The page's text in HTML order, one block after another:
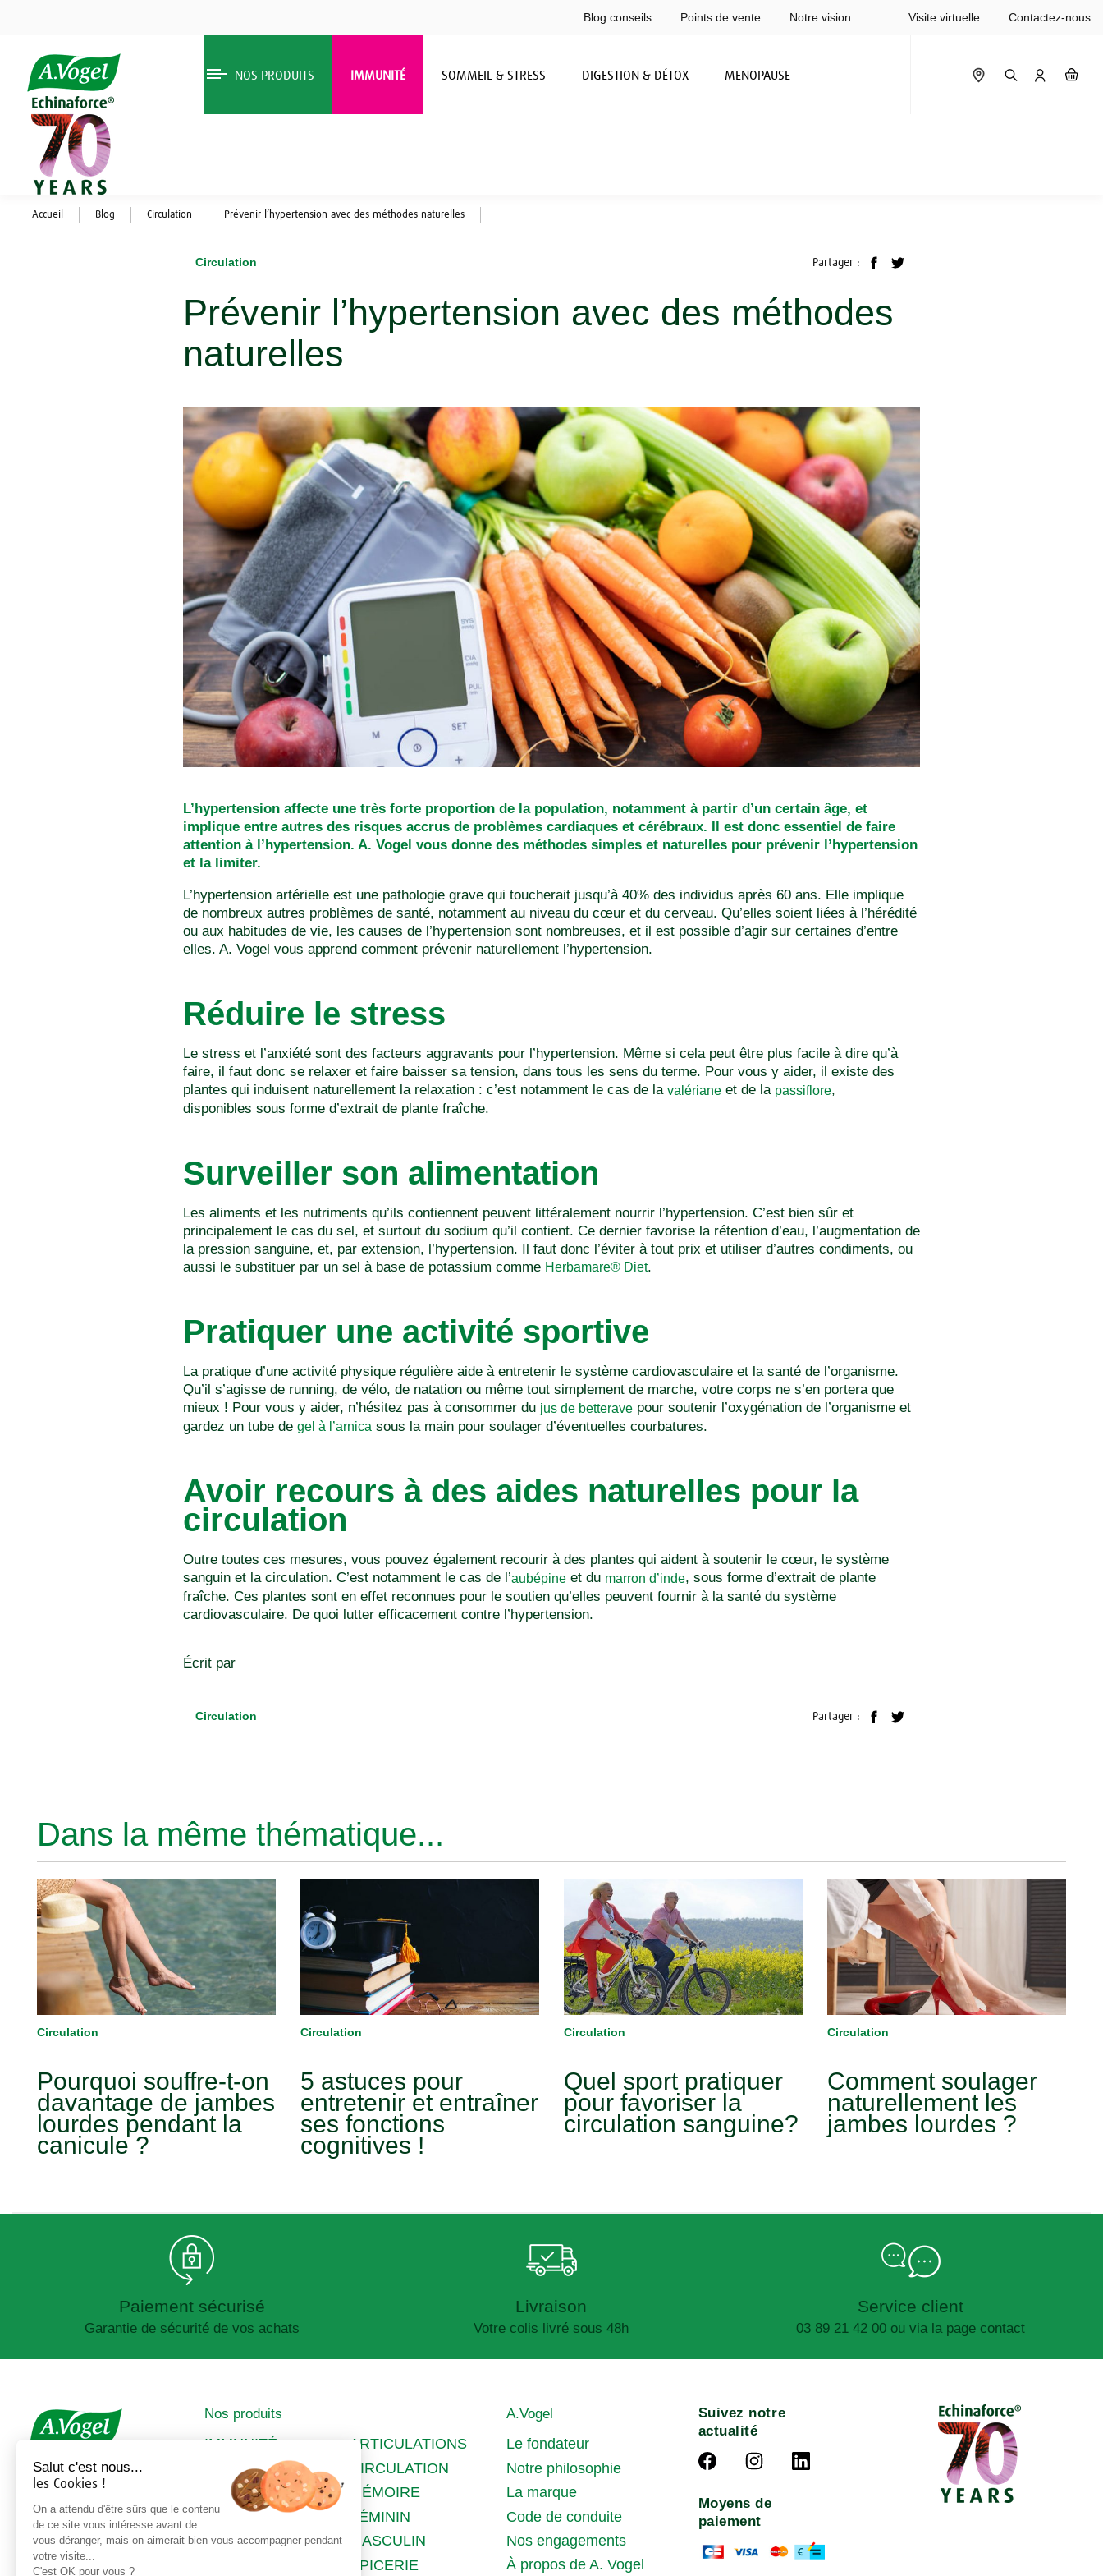
Blog conseils Points de vente Notre vision Visite virtuelle Contactez-nous
NOS PRODUITS IMMUNITÉ SOMMEIL & STRESS DIGESTION & DÉTOX MENOPAUSE
Accueil Blog Circulation Prévenir l’hypertension avec des méthodes naturelles
Circulation Partager :
Prévenir l’hypertension avec des méthodes
naturelles
L’hypertension affecte une très forte proportion de la population, notamment à partir d’un certain âge, et
implique entre autres des risques accrus de problèmes cardiaques et cérébraux. Il est donc essentiel de faire
attention à l’hypertension. A. Vogel vous donne des méthodes simples et naturelles pour prévenir l’hypertension
et la limiter.
L’hypertension artérielle est une pathologie grave qui toucherait jusqu’à 40% des individus après 60 ans. Elle implique
de nombreux autres problèmes de santé, notamment au niveau du cœur et du cerveau. Qu’elles soient liées à l’hérédité
ou aux habitudes de vie, les causes de l’hypertension sont nombreuses, et il est possible d’agir sur certaines d’entre
elles. A. Vogel vous apprend comment prévenir naturellement l’hypertension.
Réduire le stress
Le stress et l’anxiété sont des facteurs aggravants pour l’hypertension. Même si cela peut être plus facile à dire qu’à
faire, il faut donc se relaxer et faire baisser sa tension, dans tous les sens du terme. Pour vous y aider, il existe des
plantes qui induisent naturellement la relaxation : c’est notamment le cas de la valérianeet de la passiflore,
disponibles sous forme d’extrait de plante fraîche.
Surveiller son alimentation
Les aliments et les nutriments qu’ils contiennent peuvent littéralement nourrir l’hypertension. C’est bien sûr et
principalement le cas du sel, et surtout du sodium qu’il contient. Ce dernier favorise la rétention d’eau, l’augmentation de
la pression sanguine, et, par extension, l’hypertension. Il faut donc l’éviter à tout prix et utiliser d’autres condiments, ou
aussi le substituer par un sel à base de potassium comme Herbamare® Diet.
Pratiquer une activité sportive
La pratique d’une activité physique régulière aide à entretenir le système cardiovasculaire et la santé de l’organisme.
Qu’il s’agisse de running, de vélo, de natation ou même tout simplement de marche, votre corps ne s’en portera que
mieux ! Pour vous y aider, n’hésitez pas à consommer du jus de betteravepour soutenir l’oxygénation de l’organisme et
gardez un tube de gel à l’arnica sous la main pour soulager d’éventuelles courbatures.
Avoir recours à des aides naturelles pour la
circulation
Outre toutes ces mesures, vous pouvez également recourir à des plantes qui aident à soutenir le cœur, le système
sanguin et la circulation. C’est notamment le cas de l’aubépineet du marron d’inde, sous forme d’extrait de plante
fraîche. Ces plantes sont en effet reconnues pour le soutien qu’elles peuvent fournir à la santé du système
cardiovasculaire. De quoi lutter efficacement contre l’hypertension.
Écrit par
Circulation Partager :
Dans la même thématique...
Circulation
Pourquoi souffre-t-on
davantage de jambes
lourdes pendant la
canicule ?
Circulation
5 astuces pour
entretenir et entraîner
ses fonctions
cognitives !
Circulation
Quel sport pratiquer
pour favoriser la
circulation sanguine?
Circulation
Comment soulager
naturellement les
jambes lourdes ?
Paiement sécurisé
Garantie de sécurité de vos achats
Livraison
Votre colis livré sous 48h
Service client
03 89 21 42 00 ou via la page contact
Nos produits
IMMUNITÉ
SOMMEIL &
STRESS
DIGESTION &
ALLERGIES
ARTICULATIONS
CIRCULATION
MÉMOIRE
FÉMININ
MASCULIN
ÉPICERIE
A.Vogel
Le fondateur
Notre philosophie
La marque
Code de conduite
Nos engagements
À propos de A. Vogel
Suivez notre
actualité
Moyens de
paiement
Salut c'est nous...
les Cookies !
On a attendu d'être sûrs que le contenu
de ce site vous intéresse avant de
vous déranger, mais on aimerait bien vous accompagner pendant
votre visite...
C'est OK pour vous ?